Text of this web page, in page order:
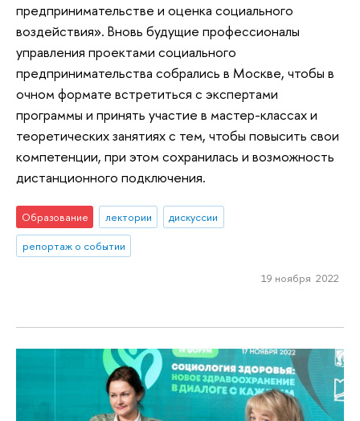
предпринимательстве и оценка социального
воздействия». Вновь будущие профессионалы
управления проектами социального
предпринимательства собрались в Москве, чтобы в
очном формате встретиться с экспертами
программы и принять участие в мастер-классах и
теоретических занятиях с тем, чтобы повысить свои
компетенции, при этом сохранилась и возможность
дистанционного подключения.
Образование лектории
дискуссии
репортаж о событии
19 ноября 2022